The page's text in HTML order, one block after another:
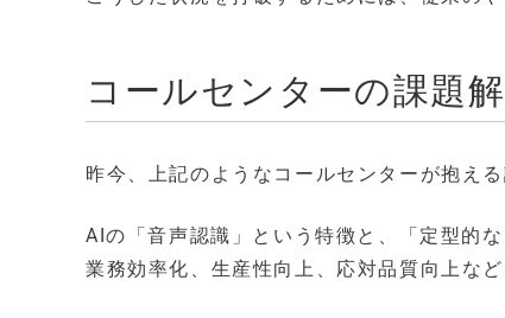
コールセンターの課題
昨今、上記のようなコールセンターが抱え
AIの「音声認識」という特徴と、「定型的
業務効率化、生産性向上、応対品質向上など